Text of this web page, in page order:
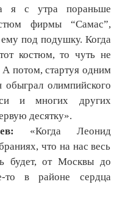
я с утра пораньше
фирмы “Самас”,
под подушку. Когда
костюм, то чуть не
А потом, стартуя одним
олимпийского
и многих других
десятку».
«Когда Леонид
что на нас весь
будет, от Москвы до
то в районе сердца